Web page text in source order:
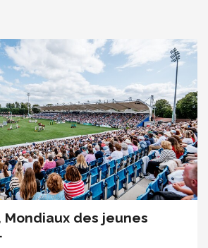
Mondiaux des jeunes